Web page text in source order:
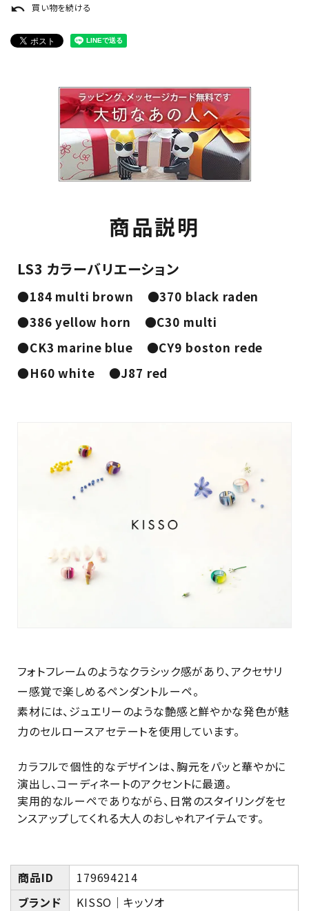
undo 買い物を続ける
商品説明
LS3 カラーバリエーション
●184 multi brown
●370 black raden
●386 yellow horn
●C30 multi
●CK3 marine blue
●CY9 boston rede
●H60 white
●J87 red
フォトフレームのようなクラシック感があり、アクセサリ
ー感覚で楽しめるペンダントルーペ。
素材には、ジュエリーのような艶感と鮮やかな発色が魅
力のセルロースアセテートを使用しています。
カラフルで個性的なデザインは、胸元をパッと華やかに
演出し、コーディネートのアクセントに最適。
実用的なルーペでありながら、日常のスタイリングをセ
ンスアップしてくれる大人のおしゃれアイテムです。
商品ID
179694214
ブランド
KISSO｜キッソオ